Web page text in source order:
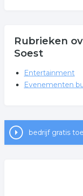
Rubrieken
Soest
Entertainment
Evenementen
bedrijf gratis